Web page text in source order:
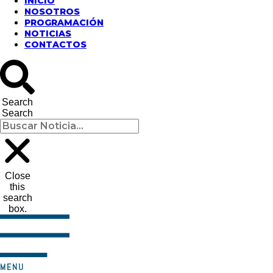
NOSOTROS
PROGRAMACIÓN
NOTICIAS
CONTACTOS
Search
Search
Close
this
search
box.
MENU